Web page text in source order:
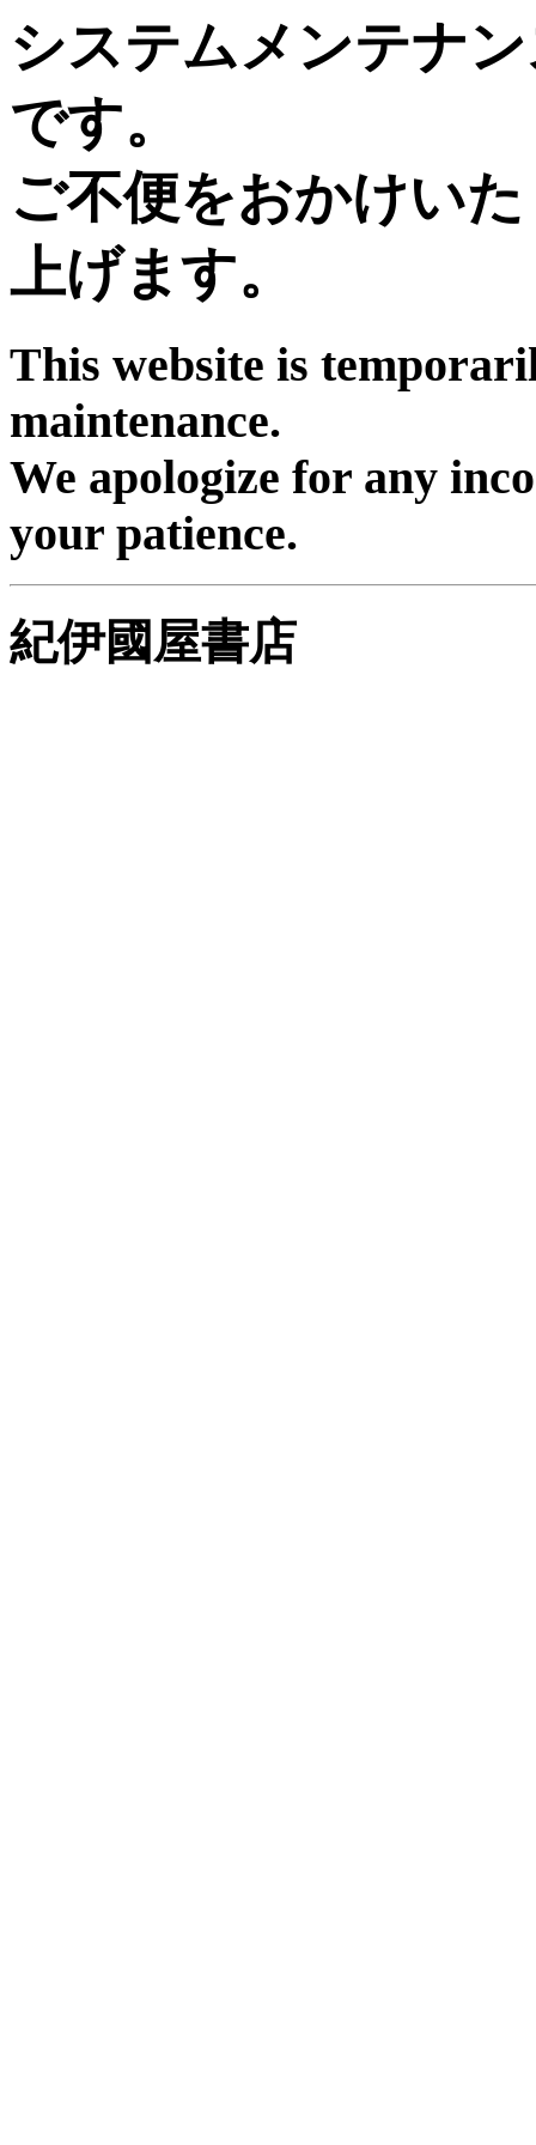
システムメンテナ
です。
ご不便をおかけい
上げます。
This website is
maintenance.
We apologize for any
your patience.
紀伊國屋書店